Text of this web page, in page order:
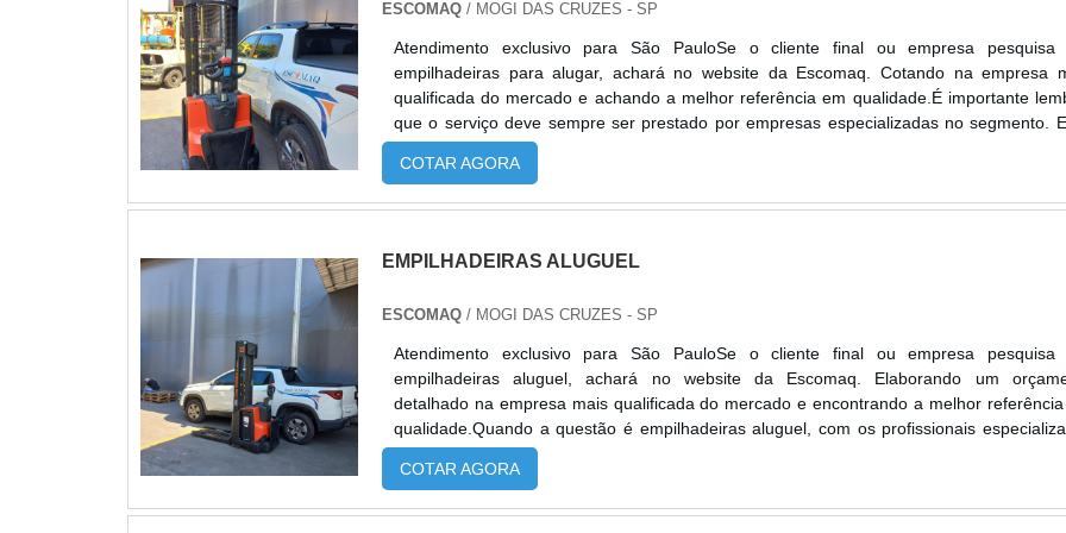
ESCOMAQ / MOGI DAS CRUZES - SP
Atendimento exclusivo para São PauloSe o cliente final ou empresa pesquisa
empilhadeiras para alugar, achará no website da Escomaq. Cotando na empresa
qualificada do mercado e achando a melhor referência em qualidade.É importante
que o serviço deve sempre ser prestado por empresas especializadas no segmento.
tipo de cuidado ajuda a garantir a qualidade e assertividade do serviço, além de
prejuízos com imprev...
COTAR AGORA
EMPILHADEIRAS ALUGUEL
ESCOMAQ / MOGI DAS CRUZES - SP
Atendimento exclusivo para São PauloSe o cliente final ou empresa pesquisa
empilhadeiras aluguel, achará no website da Escomaq. Elaborando um
detalhado na empresa mais qualificada do mercado e encontrando a melhor
qualidade.Quando a questão é empilhadeiras aluguel, com os profissionais
da Escomaq atingirá eficiência com comprometimento com os resultados dos
DETALHES SOBRE EMPILHAD...
COTAR AGORA